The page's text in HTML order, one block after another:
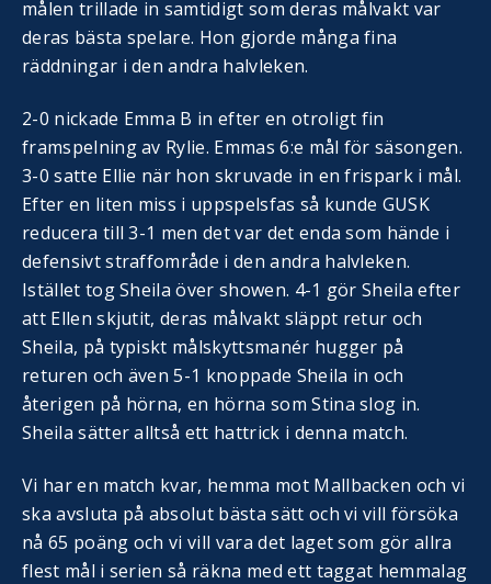
målen trillade in samtidigt som deras målvakt var
deras bästa spelare. Hon gjorde många fina
räddningar i den andra halvleken.
2-0 nickade Emma B in efter en otroligt fin
framspelning av Rylie. Emmas 6:e mål för säsongen.
3-0 satte Ellie när hon skruvade in en frispark i mål.
Efter en liten miss i uppspelsfas så kunde GUSK
reducera till 3-1 men det var det enda som hände i
defensivt straffområde i den andra halvleken.
Istället tog Sheila över showen. 4-1 gör Sheila efter
att Ellen skjutit, deras målvakt släppt retur och
Sheila, på typiskt målskyttsmanér hugger på
returen och även 5-1 knoppade Sheila in och
återigen på hörna, en hörna som Stina slog in.
Sheila sätter alltså ett hattrick i denna match.
Vi har en match kvar, hemma mot Mallbacken och vi
ska avsluta på absolut bästa sätt och vi vill försöka
nå 65 poäng och vi vill vara det laget som gör allra
flest mål i serien så räkna med ett taggat hemmalag